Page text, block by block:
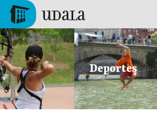
Pasar al contenido principal
Tolosa
Deportes